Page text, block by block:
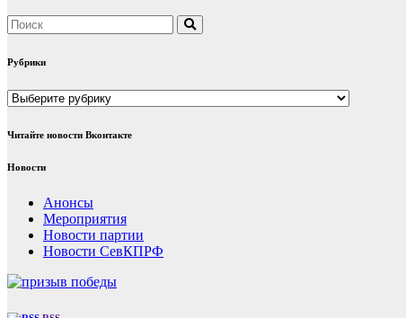
Рубрики
Рубрики
Читайте новости Вконтакте
Новости
Анонсы
Мероприятия
Новости партии
Новости СевКПРФ